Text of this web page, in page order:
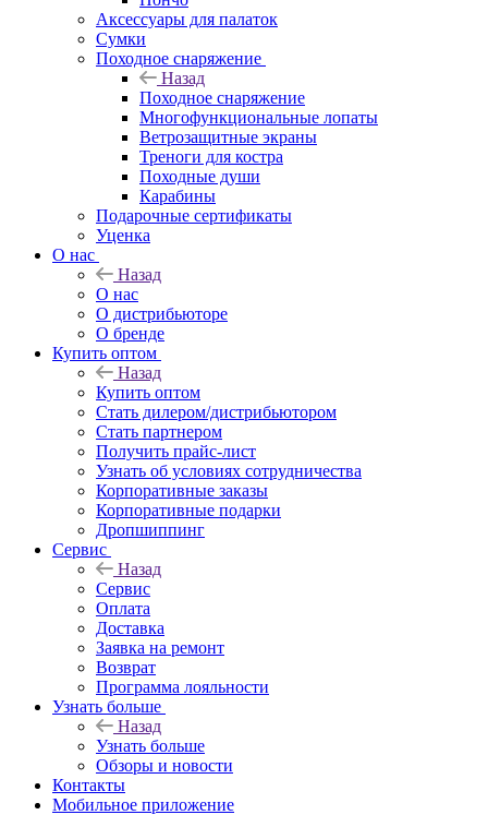
Аксессуары для палаток
Сумки
Походное снаряжение
Назад
Походное снаряжение
Многофункциональные лопаты
Ветрозащитные экраны
Треноги для костра
Походные души
Карабины
Подарочные сертификаты
Уценка
О нас
Назад
О нас
О дистрибьюторе
О бренде
Купить оптом
Назад
Купить оптом
Стать дилером/дистрибьютором
Стать партнером
Получить прайс-лист
Узнать об условиях сотрудничества
Корпоративные заказы
Корпоративные подарки
Дропшиппинг
Сервис
Назад
Сервис
Оплата
Доставка
Заявка на ремонт
Возврат
Программа лояльности
Узнать больше
Назад
Узнать больше
Обзоры и новости
Контакты
Мобильное приложение